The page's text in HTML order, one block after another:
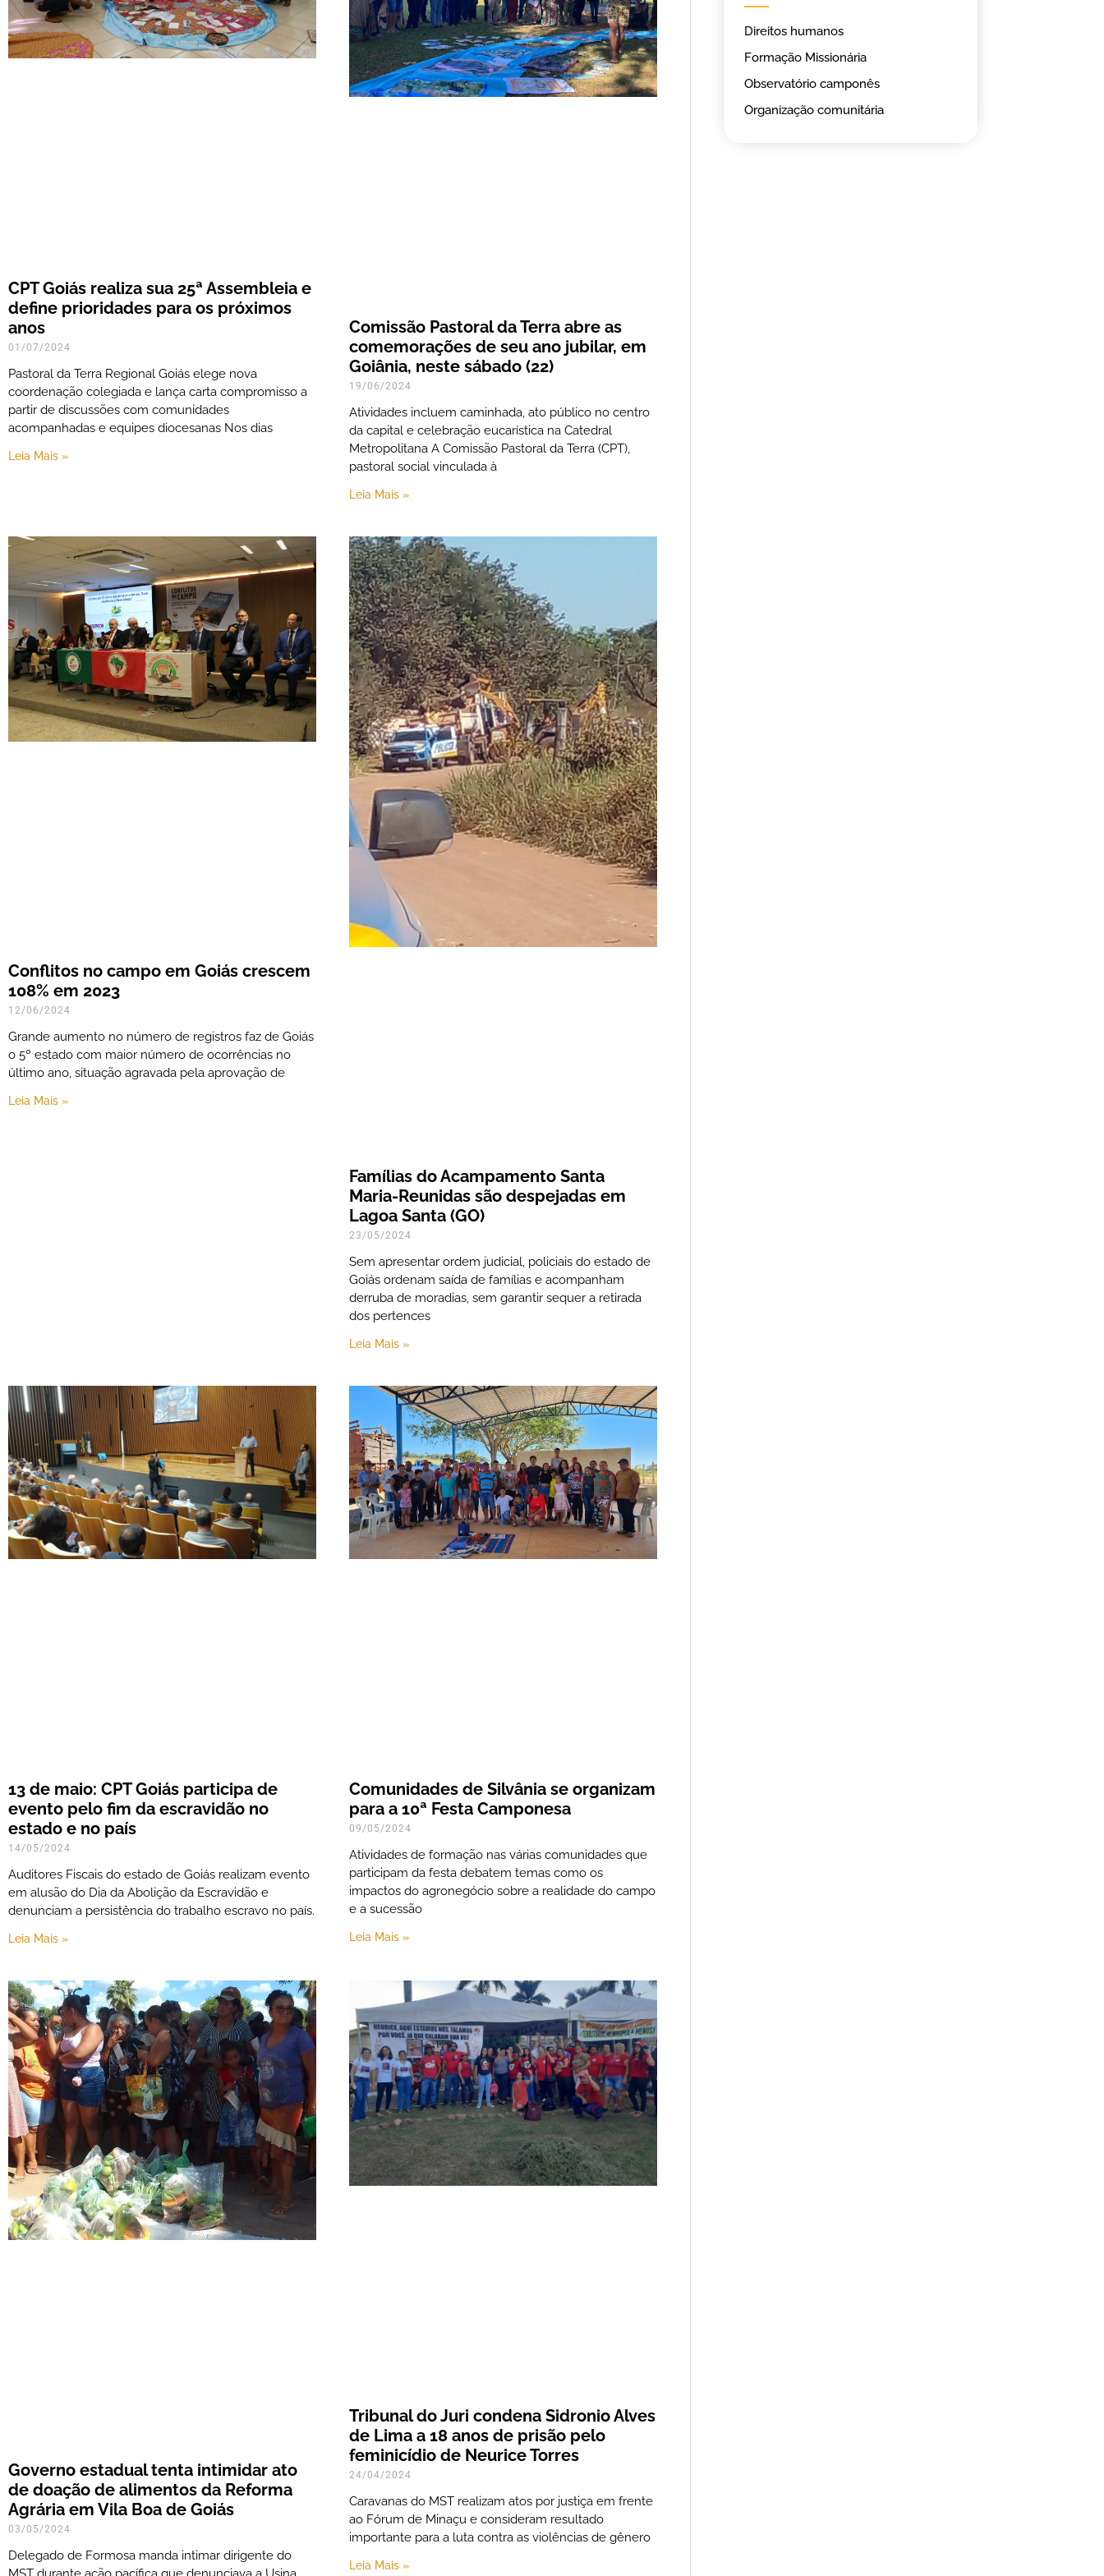
CPT Goiás realiza sua 25ª Assembleia e
define prioridades para os próximos
anos
01/07/2024
Pastoral da Terra Regional Goiás elege nova
coordenação colegiada e lança carta compromisso a
partir de discussões com comunidades
acompanhadas e equipes diocesanas Nos dias
Leia Mais »
Comissão Pastoral da Terra abre as
comemorações de seu ano jubilar, em
Goiânia, neste sábado (22)
19/06/2024
Atividades incluem caminhada, ato público no centro
da capital e celebração eucarística na Catedral
Metropolitana A Comissão Pastoral da Terra (CPT),
pastoral social vinculada à
Leia Mais »
Conflitos no campo em Goiás crescem
108% em 2023
12/06/2024
Grande aumento no número de registros faz de Goiás
o 5º estado com maior número de ocorrências no
último ano, situação agravada pela aprovação de
Leia Mais »
Famílias do Acampamento Santa
Maria-Reunidas são despejadas em
Lagoa Santa (GO)
23/05/2024
Sem apresentar ordem judicial, policiais do estado de
Goiás ordenam saída de famílias e acompanham
derruba de moradias, sem garantir sequer a retirada
dos pertences
Leia Mais »
13 de maio: CPT Goiás participa de
evento pelo fim da escravidão no
estado e no país
14/05/2024
Auditores Fiscais do estado de Goiás realizam evento
em alusão do Dia da Abolição da Escravidão e
denunciam a persistência do trabalho escravo no país.
Leia Mais »
Comunidades de Silvânia se organizam
para a 10ª Festa Camponesa
09/05/2024
Atividades de formação nas várias comunidades que
participam da festa debatem temas como os
impactos do agronegócio sobre a realidade do campo
e a sucessão
Leia Mais »
Governo estadual tenta intimidar ato
de doação de alimentos da Reforma
Agrária em Vila Boa de Goiás
03/05/2024
Delegado de Formosa manda intimar dirigente do
Tribunal do Juri condena Sidronio Alves
de Lima a 18 anos de prisão pelo
feminicídio de Neurice Torres
24/04/2024
Caravanas do MST realizam atos por justiça em frente
ao Fórum de Minaçu e consideram resultado
importante para a luta contra as violências de gênero
Leia Mais »
Direitos humanos
Formação Missionária
Observatório camponês
Organização comunitária